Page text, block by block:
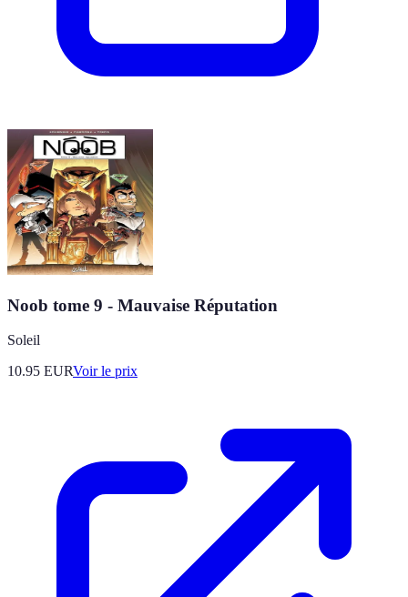
Noob tome 9 - Mauvaise Réputation
Soleil
10.95 EURVoir le prix